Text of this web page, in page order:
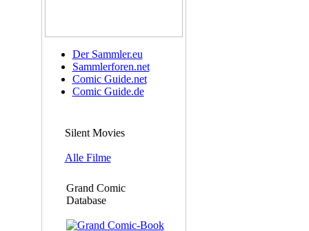
Der Sammler.eu
Sammlerforen.net
Comic Guide.net
Comic Guide.de
Silent Movies
Alle Filme
Grand Comic
Database